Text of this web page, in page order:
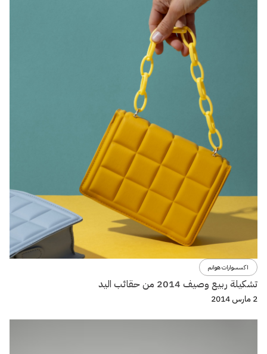
اكسسوارات هوانم
تشكيلة ربيع وصيف 2014 من حقائب اليد
2 مارس 2014